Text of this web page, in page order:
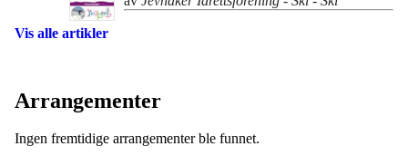
Vis alle artikler
Arrangementer
Ingen fremtidige arrangementer ble funnet.